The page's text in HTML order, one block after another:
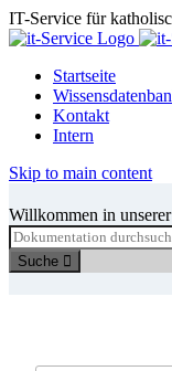
Skip
to
IT-Service für
Startseite
Kontakt
Intern
Skip to main content
Willkommen in
Suche